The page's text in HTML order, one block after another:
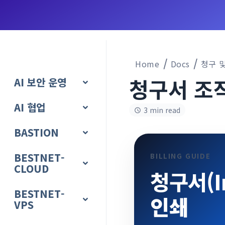
AI 보안 운영
AI 협업
BASTION
BESTNET-
CLOUD
BESTNET-
VPS
Home Docs 청구
청구서 조
3 min read
BILLING GUIDE
청구서
인쇄